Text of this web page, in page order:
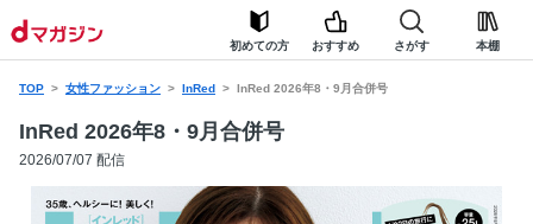
初めての方 おすすめ さがす 本棚
TOP 女性ファッション InRed InRed 2026年8・9月合併号
InRed 2026年8・9月合併号
2026/07/07 配信